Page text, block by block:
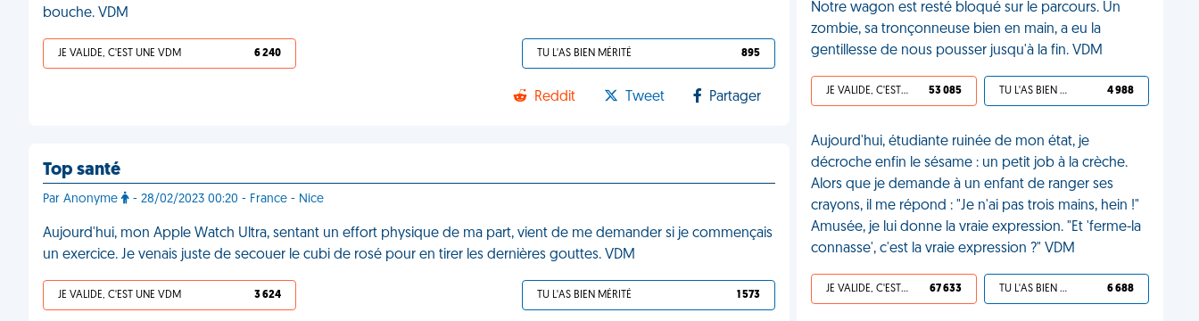
bouche. VDM
JE VALIDE, C'EST UNE VDM 6 240 TU L'AS BIEN MÉRITÉ 895
Reddit Tweet Partager
Top santé
Par Anonyme - 28/02/2023 00:20 - France - Nice
Aujourd'hui, mon Apple Watch Ultra, sentant un effort physique de ma part, vient de me demander si je commençais
un exercice. Je venais juste de secouer le cubi de rosé pour en tirer les dernières gouttes. VDM
JE VALIDE, C'EST UNE VDM 3 624 TU L'AS BIEN MÉRITÉ 1 573
Notre wagon est resté bloqué sur le parcours. Un
zombie, sa tronçonneuse bien en main, a eu la
gentillesse de nous pousser jusqu'à la fin. VDM
JE VALIDE, C'EST UNE VDM 53 085 TU L'AS BIEN MÉRITÉ 4 988
Aujourd'hui, étudiante ruinée de mon état, je
décroche enfin le sésame : un petit job à la crèche.
Alors que je demande à un enfant de ranger ses
crayons, il me répond : "Je n'ai pas trois mains, hein !"
Amusée, je lui donne la vraie expression. "Et 'ferme-la
connasse', c'est la vraie expression ?" VDM
JE VALIDE, C'EST UNE VDM 67 633 TU L'AS BIEN MÉRITÉ 6 688